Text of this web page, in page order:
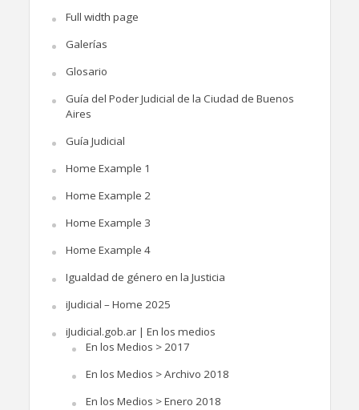
Full width page
Galerías
Glosario
Guía del Poder Judicial de la Ciudad de Buenos
Aires
Guía Judicial
Home Example 1
Home Example 2
Home Example 3
Home Example 4
Igualdad de género en la Justicia
iJudicial – Home 2025
iJudicial.gob.ar | En los medios
En los Medios > 2017
En los Medios > Archivo 2018
En los Medios > Enero 2018